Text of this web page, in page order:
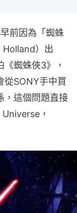
前因為「蜘蛛
）出
蜘蛛俠3》，
從SONY手中買
，這個問題直接
，